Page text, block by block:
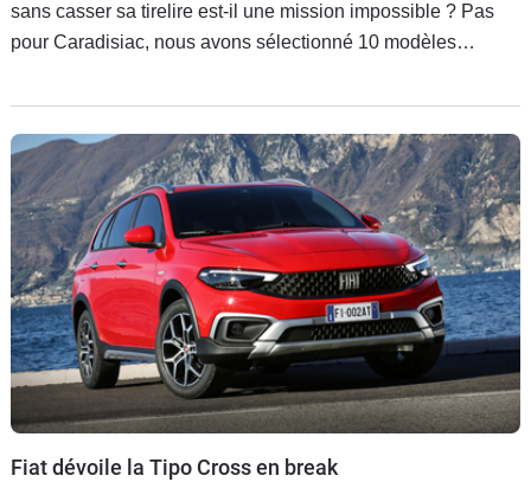
sans casser sa tirelire est-il une mission impossible ? Pas
pour Caradisiac, nous avons sélectionné 10 modèles
Fiat dévoile la Tipo Cross en break